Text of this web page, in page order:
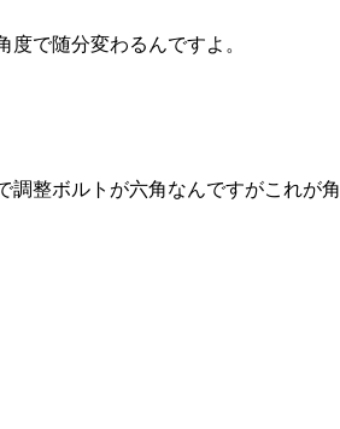
で随分変わるんですよ。
調整ボルトが六角なんですがこれが角